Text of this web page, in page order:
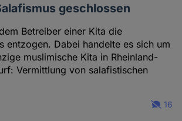
geschlossen
Betreiber einer Kita die
entzogen. Dabei handelte es sich um
muslimische Kita in Rheinland-
Vermittlung von salafistischen
16